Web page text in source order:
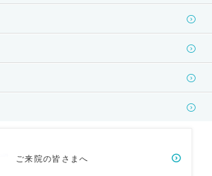
ご来院の皆さまへ